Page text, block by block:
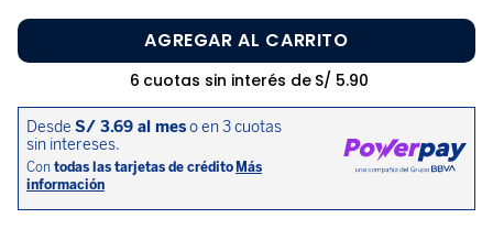
AGREGAR AL CARRITO
6 cuotas sin interés de S/ 5.90